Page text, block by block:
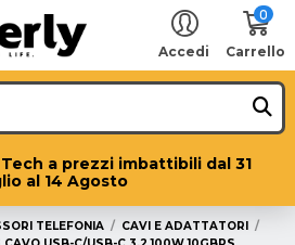
Accedi
0
Carrello
a prezzi imbattibili dal 31
al 14 Agosto
TELEFONIA
CAVI E ADATTATORI